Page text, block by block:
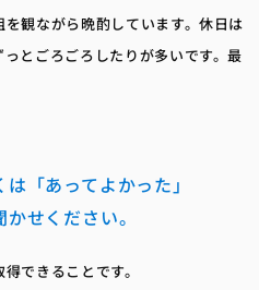
観ながら晩酌しています。休日は
とごろごろしたりが多いです。最
「あってよかった」
せください。
できることです。